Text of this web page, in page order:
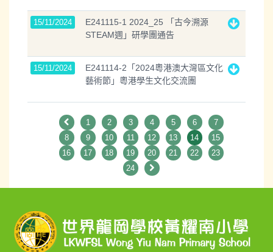
15/11/2024
E241115-1 2024_25 「古今溯源
STEAM週」研學團通告
15/11/2024
E241114-2「2024粵港澳大灣區文化
藝術節」粵港學生文化交流團
1 2 3 4 5 6
7
8
9 10 11 12 13 14
15
16
17 18 19 20 21 22
23
24